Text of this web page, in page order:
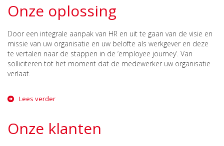
Onze oplossing
Door een integrale aanpak van HR en uit te gaan van de visie en
missie van uw organisatie en uw belofte als werkgever en deze
te vertalen naar de stappen in de ‘employee journey’. Van
solliciteren tot het moment dat de medewerker uw organisatie
verlaat.
Lees verder
Onze klanten